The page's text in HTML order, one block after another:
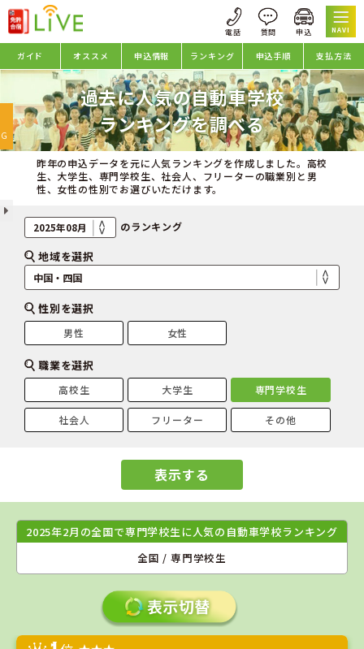
NAVI
ガイド オススメ 申込情報 ランキング 申込手順 支払方法
過去に人気の自動車学校
ランキングを調べる
昨年の申込データを元に人気ランキングを作成しました。高校
生、大学生、専門学校生、社会人、フリーターの職業別と男
性、女性の性別でお選びいただけます。
のランキング
地域を選択
性別を選択
男性 女性
職業を選択
高校生 大学生 専門学校生
社会人 フリーター その他
表示する
2025年2月の全国で専門学校生に人気の自動車学校ランキング
全国 / 専門学校生